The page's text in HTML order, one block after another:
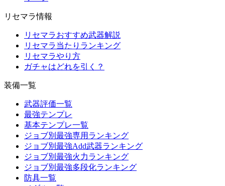
リセマラ情報
リセマラおすすめ武器解説
リセマラ当たりランキング
リセマラやり方
ガチャはどれを引く？
装備一覧
武器評価一覧
最強テンプレ
基本テンプレ一覧
ジョブ別最強専用ランキング
ジョブ別最強Add武器ランキング
ジョブ別最強火力ランキング
ジョブ別最強多段化ランキング
防具一覧